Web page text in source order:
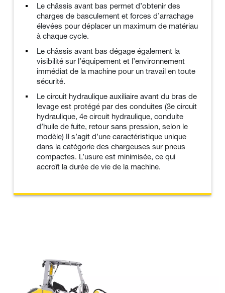
Le châssis avant bas permet d’obtenir des
charges de basculement et forces d’arrachage
élevées pour déplacer un maximum de matériau
à chaque cycle.
Le châssis avant bas dégage également la
visibilité sur l’équipement et l’environnement
immédiat de la machine pour un travail en toute
sécurité.
Le circuit hydraulique auxiliaire avant du bras de
levage est protégé par des conduites (3e circuit
hydraulique, 4e circuit hydraulique, conduite
d’huile de fuite, retour sans pression, selon le
modèle) Il s’agit d’une caractéristique unique
dans la catégorie des chargeuses sur pneus
compactes. L’usure est minimisée, ce qui
accroît la durée de vie de la machine.